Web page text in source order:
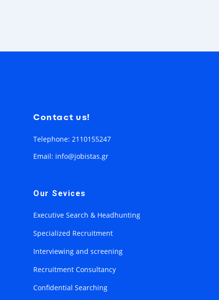
Contact us!
Telephone: 2110155247
Email: info@jobistas.gr
Our Sevices
Executive Search & Headhunting
Specialized Recruitment
Interviewing and screening
Recruitment Consultancy
Confidential Searching